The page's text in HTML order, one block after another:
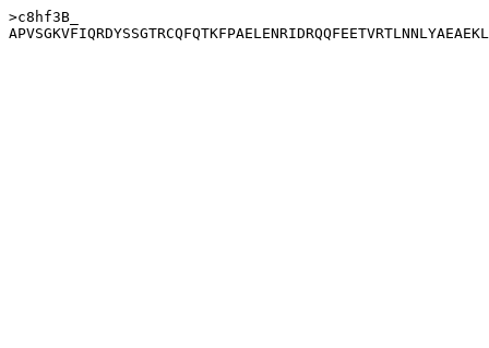
>c8hf3B_